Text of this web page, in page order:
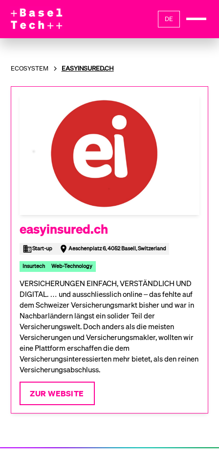
DE
ECOSYSTEM EASYINSURED.CH
easyinsured.ch
Start-up Aeschenplatz 6, 4052 Basell, Switzerland
Insurtech Web-Technology
VERSICHERUNGEN EINFACH, VERSTÄNDLICH UND
DIGITAL. … und ausschliesslich online – das fehlte auf
dem Schweizer Versicherungsmarkt bisher und war in
Nachbarländern längst ein solider Teil der
Versicherungswelt. Doch anders als die meisten
Versicherungen und Versicherungsmakler, wollten wir
eine Plattform erschaffen die dem
Versicherungsinteressierten mehr bietet, als den reinen
Versicherungsabschluss.
ZUR WEBSITE